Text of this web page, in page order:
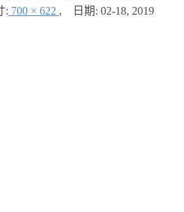
: 700 × 622 , 日期: 02-18, 2019